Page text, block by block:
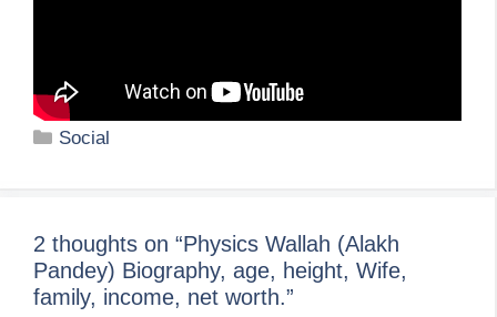
Categories
Social
2 thoughts on “Physics Wallah (Alakh
Pandey) Biography, age, height, Wife,
family, income, net worth.”